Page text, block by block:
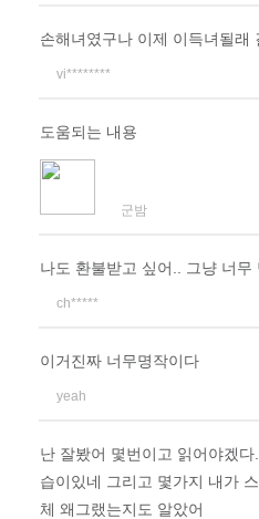
손해녀였구나 이제 이득녀될래
vi********
도움되는 내용
군밤
나도 환불받고 싶어.. 그냥 너무
ch*****
이거진짜 너무명작이다
yeah
난 잘봤어 몇번이고 읽어야겠
습이있네 그리고 몇가지 내가
체 왜그랬는지도 알았어